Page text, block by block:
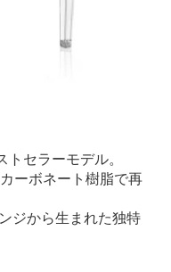
セラーモデル。
ーボネート樹脂で再
ジから生まれた独特